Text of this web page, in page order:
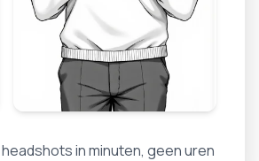
in minuten, geen uren